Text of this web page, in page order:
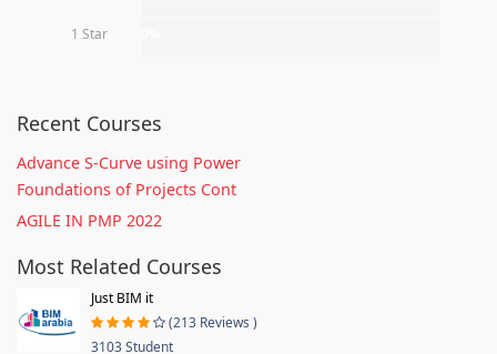
1 Star
Recent Courses
Advance S-Curve using Power
Foundations of Projects Cont
AGILE IN PMP 2022
Most Related Courses
Just BIM it
(213 Reviews )
3103 Student